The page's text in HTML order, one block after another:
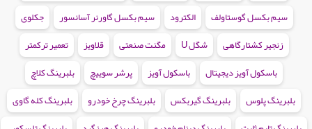
سیم بکسل گوستاولف
الکترود سیم بکسل گاورنر آسانسور
جکلوی
زنجیر کشتارگاهی
شگل U مگنت صنعتی قلاویز
تعمیر ترکمتر
باسکول آویز دیجیتال
باسکول آویز پرشر سوییچ
بلبرینگ کلاچ
بلبرینگ پلوس
بلبرینگ گیربکس بلبرینگ چرخ خودرو
بلبرینگ کله گاوی